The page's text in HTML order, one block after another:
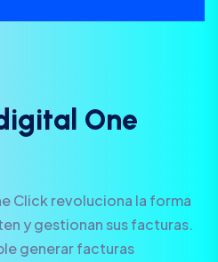
igita One
Click revoluciona la forma
y gestionan sus facturas.
generar facturas